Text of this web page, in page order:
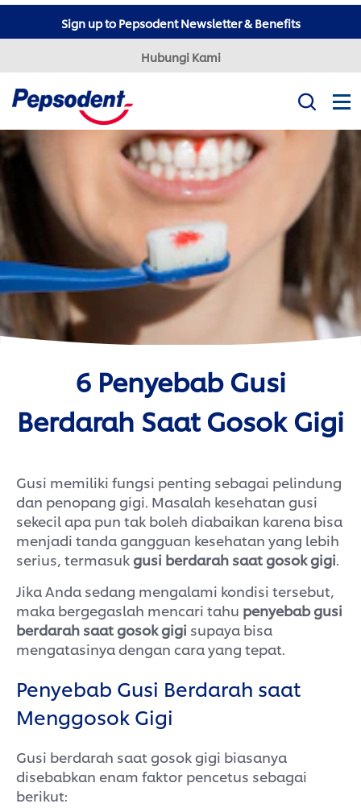
Sign up to Pepsodent Newsletter & Benefits
Hubungi Kami
Misi Kami
Produk
Tips Kesehatan Gigi
Professional
Pepsodent Expert
Pepsodent Ultra White
Tanya Dokter Gigi
6 Penyebab Gusi
Berdarah Saat Gosok Gigi
Gusi memiliki fungsi penting sebagai pelindung
dan penopang gigi. Masalah kesehatan gusi
sekecil apa pun tak boleh diabaikan karena bisa
menjadi tanda gangguan kesehatan yang lebih
serius, termasuk gusi berdarah saat gosok gigi
Jika Anda sedang mengalami kondisi tersebut,
maka bergegaslah mencari tahu penyebab gusi
berdarah saat gosok gigi supaya bisa
mengatasinya dengan cara yang tepat.
Penyebab Gusi Berdarah saat
Menggosok Gigi
Gusi berdarah saat gosok gigi biasanya
disebabkan enam faktor pencetus sebagai
berikut: